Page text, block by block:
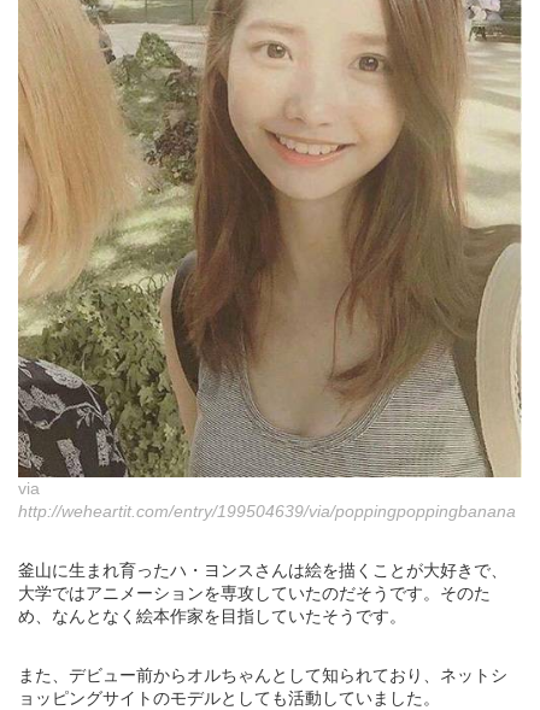
via
http://weheartit.com/entry/199504639/via/poppingpoppingbanana
釜山に生まれ育ったハ・ヨンスさんは絵を描くことが大好きで、
大学ではアニメーションを専攻していたのだそうです。そのた
め、なんとなく絵本作家を目指していたそうです。
また、デビュー前からオルちゃんとして知られており、ネットシ
ョッピングサイトのモデルとしても活動していました。